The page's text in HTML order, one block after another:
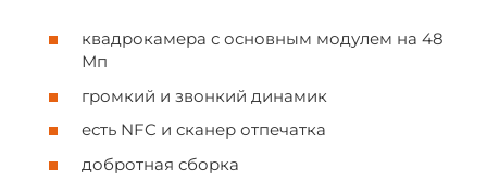
квадрокамера с основным модулем на 48
Мп
громкий и звонкий динамик
есть NFC и сканер отпечатка
добротная сборка